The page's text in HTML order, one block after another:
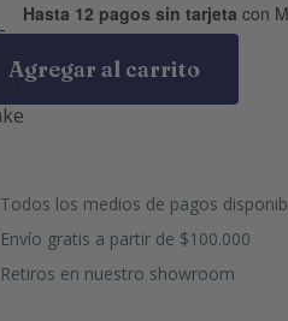
Hasta 12 pagos sin tarjeta con
Agregar al carrito
Todos los medios de pagos
Envío gratis a partir de $100.000
Retiros en nuestro showroom